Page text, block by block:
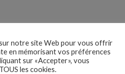
un pharmacien ou encore un
notre site Web pour vous offrir
en mémorisant vos préférences
sur «Accepter», vous
les cookies.